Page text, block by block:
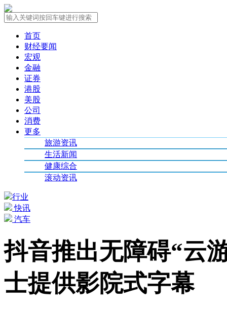
首页
财经要闻
宏观
金融
证券
港股
美股
公司
消费
更多
旅游资讯
生活新闻
健康综合
滚动资讯
行业
快讯
汽车
抖音推出无障碍“云
士提供影院式字幕